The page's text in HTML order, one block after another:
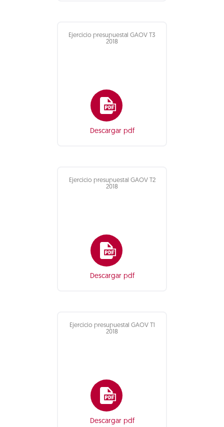
Ejercicio presupuestal GAOV T3
2018
Descargar pdf
Ejercicio presupuestal GAOV T2
2018
Descargar pdf
Ejercicio presupuestal GAOV T1
2018
Descargar pdf